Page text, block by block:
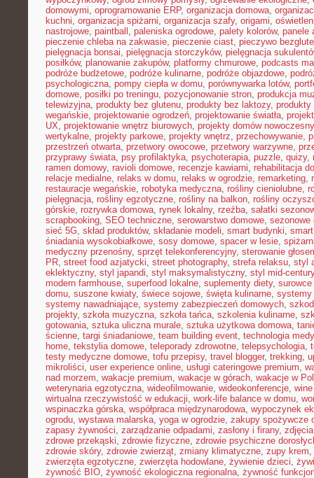
domowymi, oprogramowanie ERP, organizacja domowa,
kuchni, organizacja spiżarni, organizacja szafy, origami,
nastrojowe, paintball , paleniska ogrodowe, palety kolorów, panele
pieczenie chleba na zakwasie, pieczenie ciast, pieczywo
pielęgnacja bonsai, pielęgnacja storczyków, pielęgnacja
posiłków, planowanie zakupów, platformy chmurowe, podcasts
podróże budżetowe, podróże kulinarne, podróże objazdowe,
psychologiczna, pompy ciepła w domu, porównywarka lotów,
domowe, posiłki po treningu, pozycjonowanie stron, produkcja
telewizyjna, produkty bez glutenu, produkty bez laktozy, produkty
wegańskie, projektowanie ogrodzeń, projektowanie światła,
UX, projektowanie wnętrz biurowych, projekty domów
wertykalne, projekty parkowe, projekty wnętrz, przechowywanie,
przestrzeń otwarta, przetwory owocowe, przetwory warzywne,
przyprawy świata, psy profilaktyka, psychoterapia, puzzle, quizy,
ramen domowy, ravioli domowe, recenzje kawiarni, rehabilitacja
relacje medialne, relaks w domu, relaks w ogrodzie, remarketing,
restauracje wegańskie, robotyka medyczna, rośliny cieniolubne,
pielęgnacja, rośliny egzotyczne, rośliny na balkon, rośliny
górskie, rozrywka domowa, rynek lokalny, rzeźba, sałatki
scrapbooking, SEO techniczne, serowarstwo domowe, sezonowe
sieć 5G, skład produktów, składanie modeli, smart budynki,
śniadania wysokobiałkowe, sosy domowe, spacer w lesie,
medyczny przenośny, sprzęt telekonferencyjny, sterowanie
PR, street food azjatycki, street photography, strefa relaksu, styl
eklektyczny, styl japandi, styl maksymalistyczny, styl mid-century
modern farmhouse, superfood lokalne, suplementy diety,
domu, suszone kwiaty, świece sojowe, święta kulinarne, systemy
systemy nawadniające, systemy zabezpieczeń domowych,
projekty, szkoła muzyczna, szkoła tańca, szkolenia kulinarne,
gotowania, sztuka uliczna murale, sztuka użytkowa domowa,
ścienne, targi śniadaniowe, team building event, technologia
home, tekstylia domowe, teleporady zdrowotne, telepsychologia,
testy medyczne domowe, tofu przepisy, travel blogger, trekking,
mikroliści, user experience online, usługi cateringowe premium,
nad morzem, wakacje premium, wakacje w górach, wakacje w
weterynaria egzotyczna, wideofilmowanie, wideokonferencje,
wirtualna rzeczywistość w edukacji, work-life balance w domu,
wspinaczka górska, współpraca międzynarodowa, wypoczynek
ogrodu, wystawa malarska, yoga w ogrodzie, zakupy spożywcze
zapasy żywności, zarządzanie odpadami, zasłony i firany,
zdrowe przekąski, zdrowie fizyczne, zdrowie psychiczne
zdrowie skóry, zdrowie zwierząt, zmiany klimatyczne, zupy krem,
zwierzęta egzotyczne, zwierzęta hodowlane, żywienie dzieci,
żywność BIO, żywność ekologiczna regionalna, żywność